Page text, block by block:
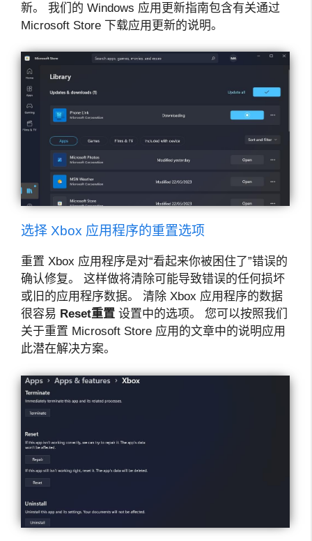
新。 我们的 Windows 应用更新指南包含有关通过
Microsoft Store 下载应用更新的说明。
选择 Xbox 应用程序的重置选项
重置 Xbox 应用程序是对“看起来你被困住了”错误的
确认修复。 这样做将清除可能导致错误的任何损坏
或旧的应用程序数据。 清除 Xbox 应用程序的数据
很容易 Reset重置 设置中的选项。 您可以按照我们
关于重置 Microsoft Store 应用的文章中的说明应用
此潜在解决方案。